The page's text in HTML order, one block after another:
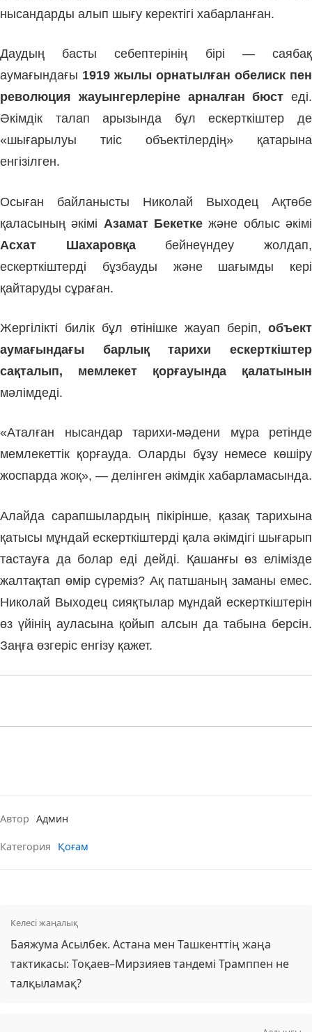
нысандарды алып шығу керектігі хабарланған.
Даудың басты себептерінің бірі — саябақ
аумағындағы 1919 жылы орнатылған обелиск пен
революция жауынгерлеріне арналған бюст еді.
Әкімдік талап арызында бұл ескерткіштер де
«шығарылуы тиіс объектілердің» қатарына
енгізілген.
Осыған байланысты Николай Выходец Ақтөбе
қаласының әкімі Азамат Бекетке және облыс әкімі
Асхат Шахаровқабейнеүндеу жолдап,
ескерткіштерді бұзбауды және шағымды кері
қайтаруды сұраған.
Жергілікті билік бұл өтінішке жауап беріп, объект
аумағындағы барлық тарихи ескерткіштер
сақталып, мемлекет қорғауында қалатынын
мәлімдеді.
«Аталған нысандар тарихи-мәдени мұра ретінде
мемлекеттік қорғауда. Оларды бұзу немесе көшіру
жоспарда жоқ», — делінген әкімдік хабарламасында.
Алайда сарапшылардың пікірінше, қазақ тарихына
қатысы мұндай ескерткіштерді қала әкімдігі шығарып
тастауға да болар еді дейді. Қашанғы өз елімізде
жалтақтап өмір сүреміз? Ақ патшаның заманы емес.
Николай Выходец сияқтылар мұндай ескерткіштерін
өз үйінің ауласына қойып алсын да табына берсін.
Заңға өзгеріс енгізу қажет.
Автор Админ
Категория Қоғам
Келесі жаңалық
Баяжума Асылбек. Астана мен Ташкенттің жаңа
тактикасы: Тоқаев–Мирзияев тандемі Трамппен не
талқыламақ?